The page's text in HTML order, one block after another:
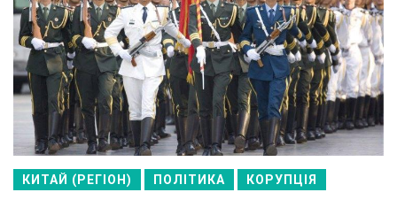
КИТАЙ (РЕГІОН) ПОЛІТИКА КОРУПЦІЯ